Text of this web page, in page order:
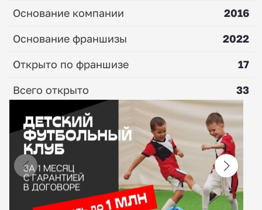
Основание компании
2016
Основание франшизы
2022
Открыто по франшизе
17
Всего открыто
33